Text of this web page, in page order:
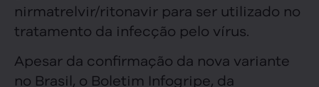
nirmatrelvir/ritonavir para ser utilizado no
tratamento da infecção pelo vírus.
Apesar da confirmação da nova variante
no Brasil, o Boletim Infogripe, da